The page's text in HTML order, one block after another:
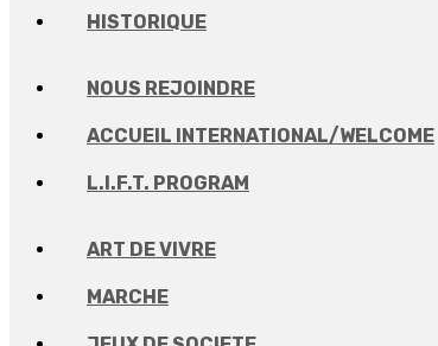
HISTORIQUE
NOUS REJOINDRE
ACCUEIL INTERNATIONAL/WELCOME
L.I.F.T. PROGRAM
ART DE VIVRE
MARCHE